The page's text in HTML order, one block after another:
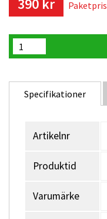
390 kr Paketpris
Specifikationer
Artikelnr
Produktid
Varumärke